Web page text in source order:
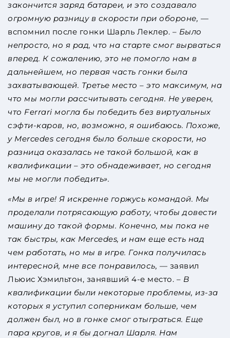
закончится заряд батареи, и это создавало
огромную разницу в скорости при обороне, —
вспомнил после гонки Шарль Леклер. – Было
непросто, но я рад, что на старте смог вырваться
вперед. К сожалению, это не помогло нам в
дальнейшем, но первая часть гонки была
захватывающей. Третье место – это максимум, на
что мы могли рассчитывать сегодня. Не уверен,
что Ferrari могла бы победить без виртуальных
сэфти-каров, но, возможно, я ошибаюсь. Похоже,
у Mercedes сегодня было больше скорости, но
разница оказалась не такой большой, как в
квалификации – это обнадеживает, но сегодня
мы не могли победить».
«Мы в игре! Я искренне горжусь командой. Мы
проделали потрясающую работу, чтобы довести
машину до такой формы. Конечно, мы пока не
так быстры, как Mercedes, и нам еще есть над
чем работать, но мы в игре. Гонка получилась
интересной, мне все понравилось, — заявил
Льюис Хэмильтон, занявший 4-е место. – В
квалификации были некоторые проблемы, из-за
которых я уступил соперникам больше, чем
должен был, но в гонке смог отыграться. Еще
пара кругов, и я бы догнал Шарля. Нам